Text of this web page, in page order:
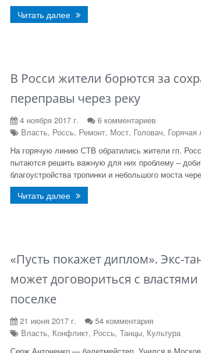
Читать далее
В Росси жители борются за
переправы через реку
4 ноября 2017 г.
6 комментариев
Власть, Россь, Ремонт, Мост, Головач, Горячая
На горячую линию СТВ обратились жители гп.
пытаются решить важную для них проблему –
благоустройства тропинки и небольшого моста
Читать далее
«Пусть покажет диплом». Экс-
может договориться с
поселке
21 июня 2017 г.
54 комментария
Власть, Конфликт, Россь, Танцы, Культура